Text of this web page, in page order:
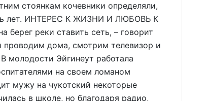
стоянкам кочевники определяли,
лет. ИНТЕРЕС К ЖИЗНИ И ЛЮБОВЬ К
реки ставить сеть, – говорит
проводим дома, смотрим телевизор и
молодости Эйгинеут работала
на своем ломаном
мужу на чукотский некоторые
в школе, но благодаря радио,